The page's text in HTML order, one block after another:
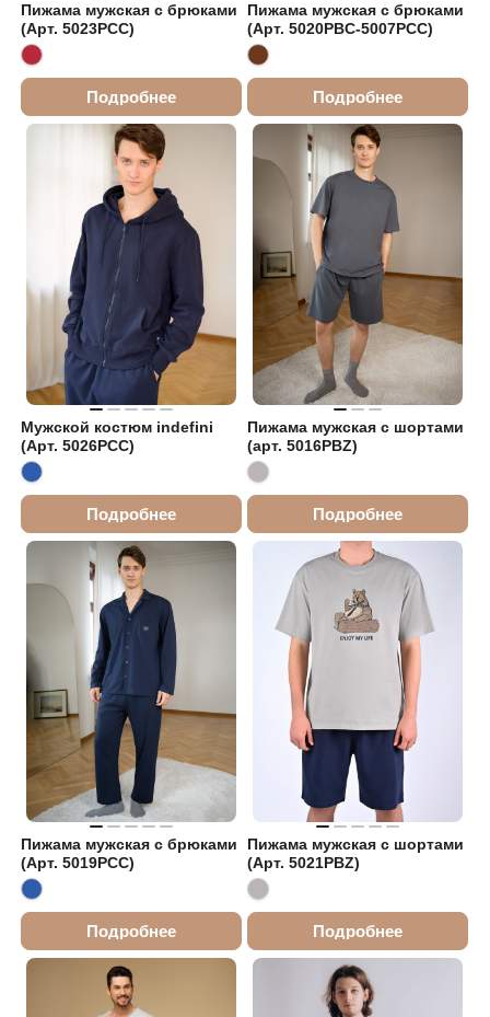
Пижама мужская с брюками
(Арт. 5023PCC)
Подробнее
Пижама мужская с брюками
(Арт. 5020PBC-5007PCC)
Подробнее
Мужской костюм indefini
(Арт. 5026PCC)
Подробнее
Пижама мужская с шортами
(арт. 5016PBZ)
Подробнее
Пижама мужская с брюками
(Арт. 5019PCC)
Подробнее
Пижама мужская с шортами
(Арт. 5021PBZ)
Подробнее